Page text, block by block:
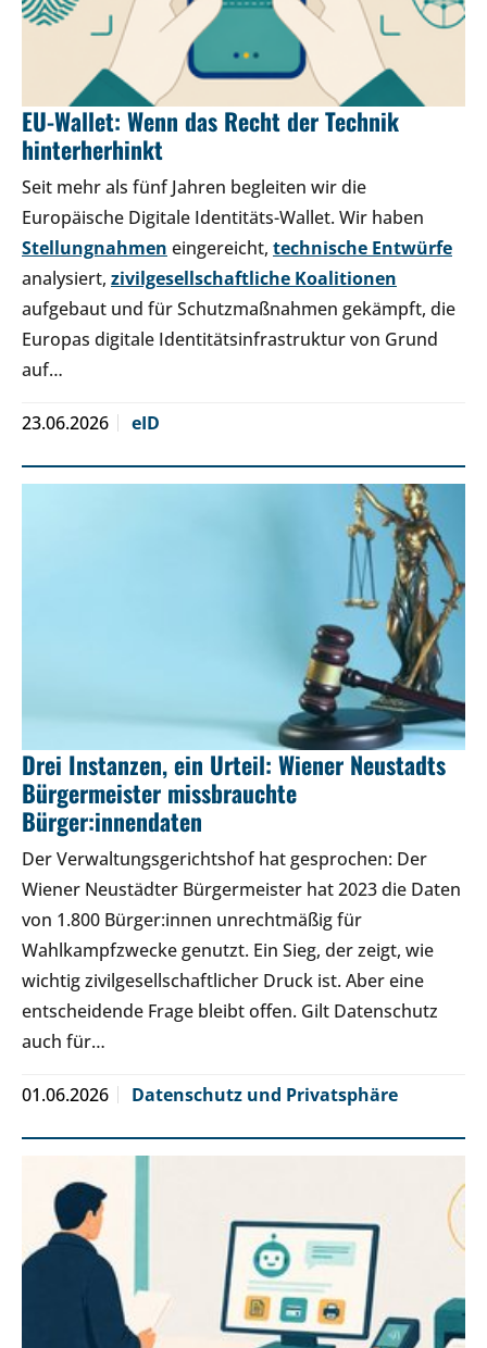
EU-Wallet: Wenn das Recht der Technik
hinterherhinkt
Seit mehr als fünf Jahren begleiten wir die
Europäische Digitale Identitäts-Wallet. Wir haben
Stellungnahmen eingereicht, technische Entwürfe
analysiert, zivilgesellschaftliche Koalitionen
aufgebaut und für Schutzmaßnahmen gekämpft, die
Europas digitale Identitätsinfrastruktur von Grund
auf…
23.06.2026 eID
Drei Instanzen, ein Urteil: Wiener Neustadts
Bürgermeister missbrauchte
Bürger:innendaten
Der Verwaltungsgerichtshof hat gesprochen: Der
Wiener Neustädter Bürgermeister hat 2023 die Daten
von 1.800 Bürger:innen unrechtmäßig für
Wahlkampfzwecke genutzt. Ein Sieg, der zeigt, wie
wichtig zivilgesellschaftlicher Druck ist. Aber eine
entscheidende Frage bleibt offen. Gilt Datenschutz
auch für…
01.06.2026 Datenschutz und Privatsphäre